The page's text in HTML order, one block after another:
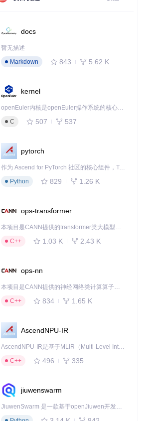
docs
暂无描述
Markdown
843 5.62 K
kernel
openEuler内核是openEuler操作系统的核心，既是系统性能与稳定性的基石，也是连接处理器、设备与服务的桥梁。
C
507 537
pytorch
作为 Ascend for PyTorch 社区的核心组件，TorchNPU 是昇腾专为 PyTorch 打造的深度学习适配插件，使 PyTorch 框架能够直接调用昇腾 NPU，为开发者提供昇腾 AI 处理器的超强算力。
Python
829 1.26 K
ops-transformer
本项目是CANN提供的transformer类大模型算子库，实现网络在NPU上加速计算。
C++
1.03 K 2.43 K
ops-nn
本项目是CANN提供的神经网络类计算算子库，实现网络在NPU上加速计算。
C++
834 1.65 K
AscendNPU-IR
AscendNPU-IR是基于MLIR（Multi-Level Intermediate Representation）构建的，面向昇腾亲和算子编译时使用的中间表示，提供昇腾完备表达能力，通过编译优化提升昇腾AI处理器计算效率，支持通过生态框架使能昇腾AI处理器与深度调优
C++
496 335
jiuwenswarm
JiuwenSwarm 是一款基于openJiuwen开发的智能AI Agent，它能够将大语言模型的强大能力，通过你日常使用的各类通讯应用，直接延伸至你的指尖。